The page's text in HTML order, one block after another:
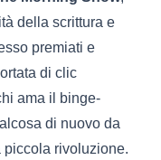
della scrittura e
premiati e
di clic
ama il binge-
di nuovo da
piccola rivoluzione.